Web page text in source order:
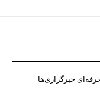
خبرگزاری‌ها